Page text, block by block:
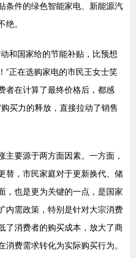
条件的绿色智能家电、新能源汽
绝。
和国家给的节能补贴，比预想
”正在选购家电的市民王女士笑
者在计算了最终价格后，都感
买力的释放，直接拉动了销售
主要源于两方面因素。一方面，
替，市民家庭对于更新换代、储
，也是更为关键的一点，是国家
内需政策，特别是针对大宗消费
了消费者的购买成本，放大了商
费需求转化为实际购买行为。